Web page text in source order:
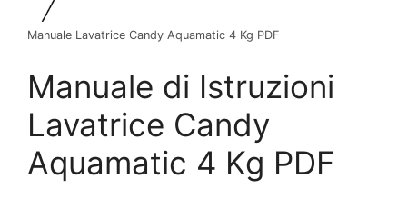
Manuale Lavatrice Candy Aquamatic 4 Kg PDF
Manuale di Istruzioni
Lavatrice Candy
Aquamatic 4 Kg PDF